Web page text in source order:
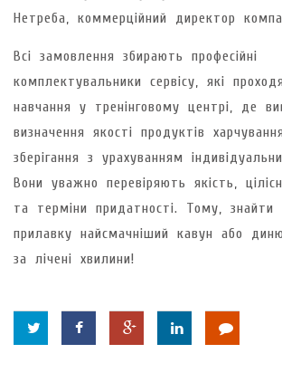
Нетреба, коммерційний директор
Всі замовлення збирають професійні
комплектувальники сервісу, які
навчання у тренінговому центрі, де
визначення якості продуктів
зберігання з урахуванням
Вони уважно перевіряють якість,
та терміни придатності. Тому,
прилавку найсмачніший кавун або
за лічені хвилини!